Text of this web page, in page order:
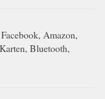
Amazon,
Bluetooth,